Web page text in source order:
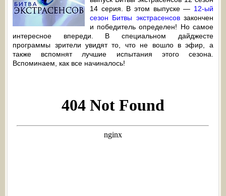
14 серия. В этом выпуске — 12-ый
сезон Битвы экстрасенсовзакончен
и победитель определен! Но самое
интересное впереди. В специальном дайджесте
программы зрители увидят то, что не вошло в эфир, а
также вспомнят лучшие испытания этого сезона.
Вспоминаем, как все начиналось!